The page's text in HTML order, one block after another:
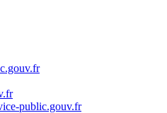
public.gouv.fr